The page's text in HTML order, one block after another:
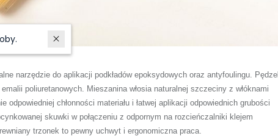
narzędzie do aplikacji podkładów epoksydowych oraz antyfoulingu. Pędzel
poliuretanowych. Mieszanina włosia naturalnej szczeciny z włóknami
odpowiedniej chłonności materiału i łatwej aplikacji odpowiednich grubości
skuwki w połączeniu z odpornym na rozcieńczalniki klejem
trzonek to pewny uchwyt i ergonomiczna praca.